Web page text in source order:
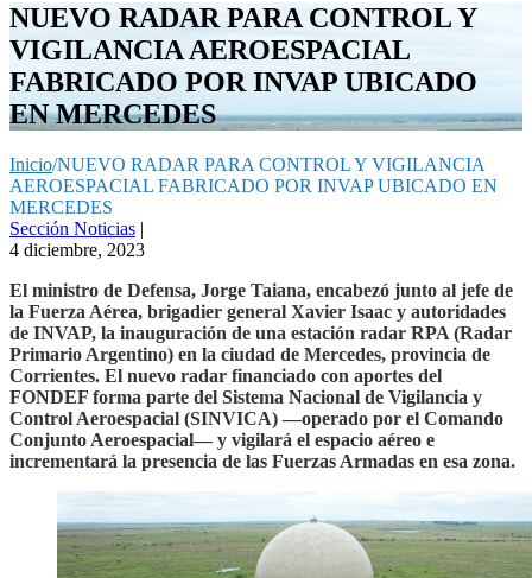
NUEVO RADAR PARA CONTROL Y
VIGILANCIA AEROESPACIAL
FABRICADO POR INVAP UBICADO
EN MERCEDES
Inicio/NUEVO RADAR PARA CONTROL Y VIGILANCIA
AEROESPACIAL FABRICADO POR INVAP UBICADO EN
MERCEDES
Sección Noticias |
4 diciembre, 2023
El ministro de Defensa, Jorge Taiana, encabezó junto al jefe de
la Fuerza Aérea, brigadier general Xavier Isaac y autoridades
de INVAP, la inauguración de una estación radar RPA (Radar
Primario Argentino) en la ciudad de Mercedes, provincia de
Corrientes. El nuevo radar financiado con aportes del
FONDEF forma parte del Sistema Nacional de Vigilancia y
Control Aeroespacial (SINVICA) —operado por el Comando
Conjunto Aeroespacial— y vigilará el espacio aéreo e
incrementará la presencia de las Fuerzas Armadas en esa zona.